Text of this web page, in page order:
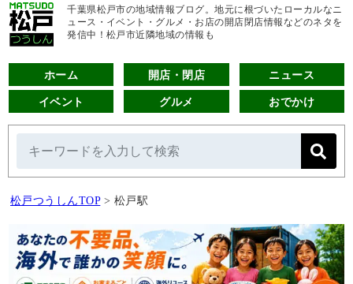
千葉県松戸市の地域情報ブログ。地元に根づいたローカルなニ
ュース・イベント・グルメ・お店の開店閉店情報などのネタを
発信中！松戸市近隣地域の情報も
ホーム 開店・閉店 ニュース
イベント グルメ おでかけ
松戸つうしんTOP > 松戸駅